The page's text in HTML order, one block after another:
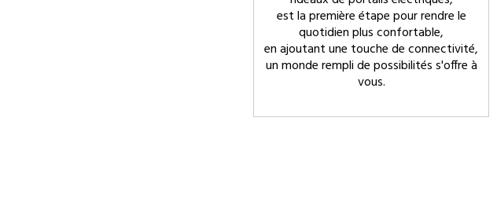
est la première étape pour rendre le
quotidien plus confortable,
en ajoutant une touche de connectivité,
un monde rempli de possibilités s'offre à
vous.